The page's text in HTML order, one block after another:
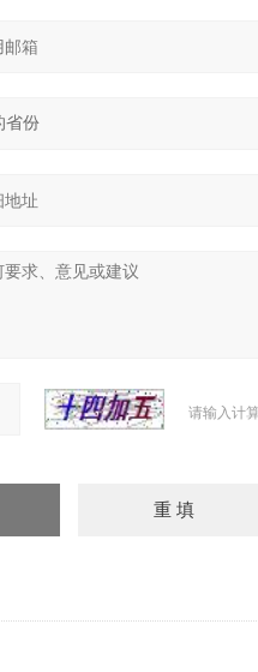
请输入计